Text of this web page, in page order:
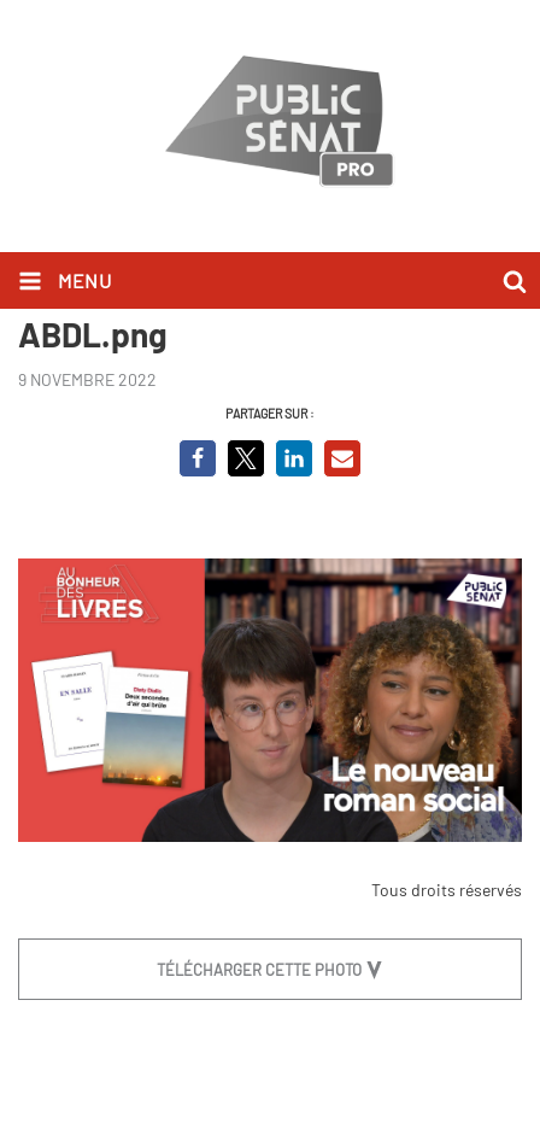
MENU
Le nouveau roman social -
ABDL.png
9 NOVEMBRE 2022
PARTAGER SUR :
Tous droits réservés
TÉLÉCHARGER CETTE PHOTO